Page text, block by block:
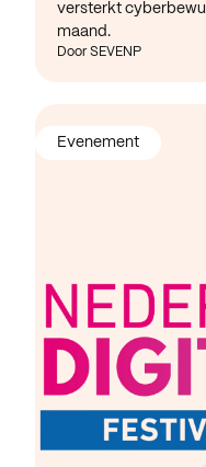
versterkt
maand.
Door SEVENP
Evenement